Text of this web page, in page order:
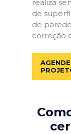
realiza
de
de
correção